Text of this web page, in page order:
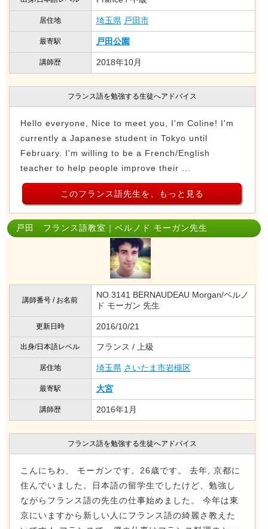
居住地 埼玉県 戸田市
最寄駅 戸田公園
講師歴 2018年10月
フランス語を勉強する生徒へアドバイス
Hello everyone, Nice to meet you, I'm Coline! I'm
currently a Japanese student in Tokyo until
February. I'm willing to be a French/English
teacher to help people improve their ...
このフランス語先生を、もっと見る
戸田 フランス語教室｜ベルノド モーガン先生
講師番号 / お名前
NO.3141 BERNAUDEAU Morgan/ベルノ
ド モーガン 先生
更新日時 2016/10/21
出身/日本語レベル フランス / 上級
居住地 埼玉県 さいたま市岩槻区
最寄駅 大宮
講師歴 2016年1月
フランス語を勉強する生徒へアドバイス
こんにちわ、 モーガンです。26歳です。 去年, 京都に
住んでいました。日本語の留学生でしたけど、勉強し
ながらフランス語の先生の仕事始めました。 今年は東
京にいますから新しい人にフランス語の綺麗さ教えた